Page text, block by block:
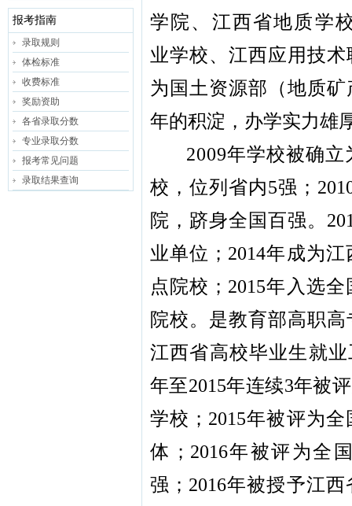
报考指南
录取规则
体检标准
收费标准
奖励资助
各省录取分数
专业录取分数
报考常见问题
录取结果查询
学院、江西省地质学
业学校、江西应用技
为国土资源部（地质
年的积淀，办学实力雄
2009年学校被确
校，位列省内5强；
院，跻身全国百强。
业单位；2014年成为
点院校；2015年入选
院校。是教育部高职
江西省高校毕业生就业
年至2015年连续3年被
学校；2015年被评为
体；2016年被评为全
强；2016年被授予江